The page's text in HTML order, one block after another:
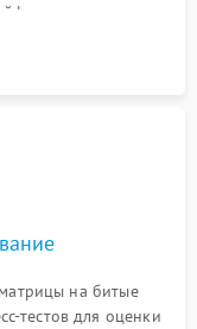
матрицы и
корпуса
на битые
тестов для оценки